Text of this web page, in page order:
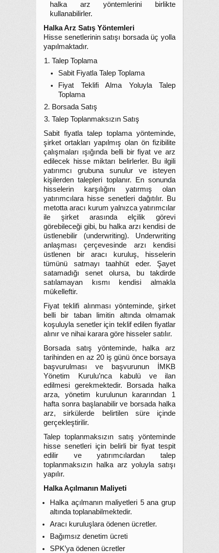
halka arz yöntemlerini birlikte
kullanabilirler.
Halka Arz Satış Yöntemleri
Hisse senetlerinin satışı borsada üç yolla
yapılmaktadır.
Talep Toplama
Sabit Fiyatla Talep Toplama
Fiyat Teklifi Alma Yoluyla Talep
Toplama
Borsada Satış
Talep Toplanmaksızın Satış
Sabit fiyatla talep toplama yönteminde,
şirket ortakları yapılmış olan ön fizibilite
çalışmaları ışığında belli bir fiyat ve arz
edilecek hisse miktarı belirlerler. Bu ilgili
yatırımcı grubuna sunulur ve isteyen
kişilerden talepleri toplanır. En sonunda
hisselerin karşılığını yatırmış olan
yatırımcılara hisse senetleri dağıtılır. Bu
metotta aracı kurum yalnızca yatırımcılar
ile şirket arasında elçilik görevi
görebileceği gibi, bu halka arzı kendisi de
üstlenebilir (underwriting). Underwriting
anlaşması çerçevesinde arzı kendisi
üstlenen bir aracı kuruluş, hisselerin
tümünü satmayı taahhüt eder. Şayet
satamadığı senet olursa, bu takdirde
satılamayan kısmı kendisi almakla
mükelleftir.
Fiyat teklifi alınması yönteminde, şirket
belli bir taban limitin altında olmamak
koşuluyla senetler için teklif edilen fiyatlar
alınır ve nihai karara göre hisseler satılır.
Borsada satış yönteminde, halka arz
tarihinden en az 20 iş günü önce borsaya
başvurulması ve başvurunun İMKB
Yönetim Kurulu’nca kabulü ve ilan
edilmesi gerekmektedir. Borsada halka
arza, yönetim kurulunun kararından 1
hafta sonra başlanabilir ve borsada halka
arz, sirkülerde belirtilen süre içinde
gerçekleştirilir.
Talep toplanmaksızın satış yönteminde
hisse senetleri için belirli bir fiyat tespit
edilir ve yatırımcılardan talep
toplanmaksızın halka arz yoluyla satışı
yapılır.
Halka Açılmanın Maliyeti
Halka açılmanın maliyetleri 5 ana grup
altında toplanabilmektedir.
Aracı kuruluşlara ödenen ücretler.
Bağımsız denetim ücreti
SPK’ya ödenen ücretler